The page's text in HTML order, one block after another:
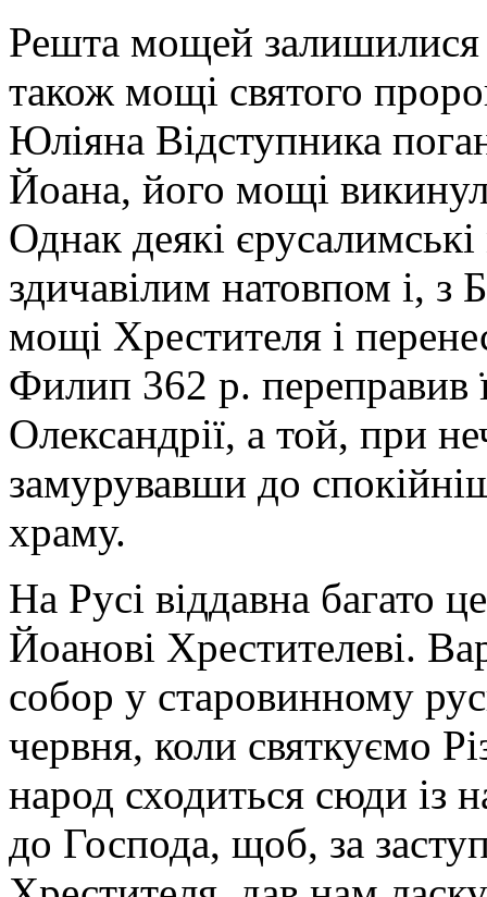
Решта мощей залишилися
також мощі святого
Юліяна Відступника
Йоана, його мощі
Однак деякі
здичавілим натовпом і,
мощі Хрестителя і
Филип 362 р. переправив
Олександрії, а той, при
замурувавши до
храму.
На Русі віддавна багато
Йоанові Хрестителеві.
собор у старовинному
червня, коли святкуємо
народ сходиться сюди із
до Господа, щоб, за